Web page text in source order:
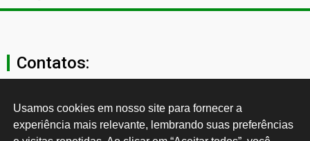
Contatos:
secgeral@ctb.org.br
11 3874-0040
Usamos cookies em nosso site para fornecer a
experiência mais relevante, lembrando suas preferências